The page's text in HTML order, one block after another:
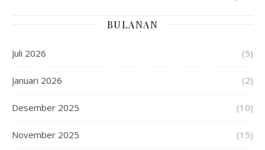
BULANAN
Juli 2026 (5)
Januari 2026 (2)
Desember 2025 (10)
November 2025 (15)